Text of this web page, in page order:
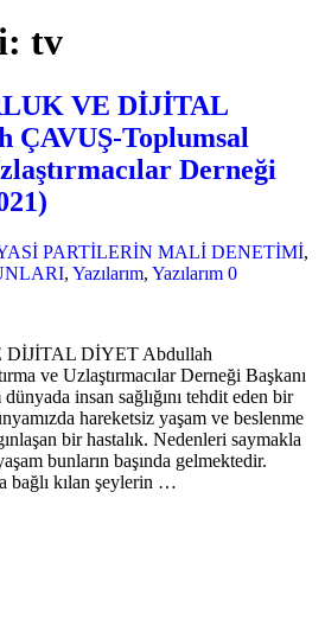
tv
VE DİJİTAL
ÇAVUŞ-Toplumsal
Derneği
PARTİLERİN MALİ DENETİMİ,
, Yazılarım, Yazılarım 0
DİYET Abdullah
ve Uzlaştırmacılar Derneği Başkanı
insan sağlığını tehdit eden bir
hareketsiz yaşam ve beslenme
bir hastalık. Nedenleri saymakla
bunların başında gelmektedir.
bağlı kılan şeylerin …